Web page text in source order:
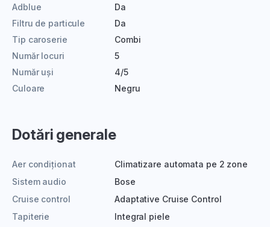
Adblue
Da
Filtru de particule
Da
Tip caroserie
Combi
Număr locuri
5
Număr uși
4/5
Culoare
Negru
Dotări generale
Aer condiționat
Climatizare automata pe 2 zone
Sistem audio
Bose
Cruise control
Adaptative Cruise Control
Tapiterie
Integral piele